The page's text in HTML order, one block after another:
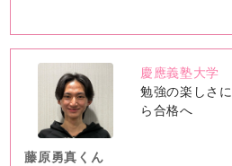
no
image
慶應義塾大学
勉強の楽しさ
ら合格へ
藤原勇真くん